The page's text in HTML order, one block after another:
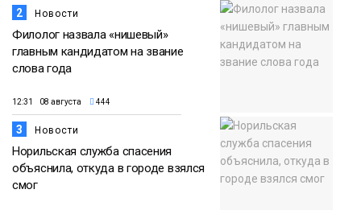
2 Новости
Филолог назвала «нишевый»
главным кандидатом на звание
слова года
12:31 08 августа 444
3 Новости
Норильская служба спасения
объяснила, откуда в городе взялся
смог